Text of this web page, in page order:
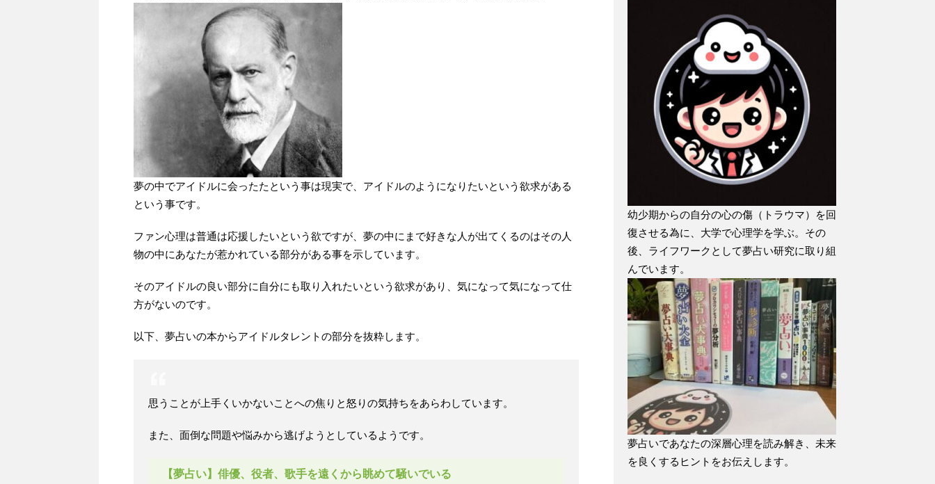
夢の中でアイドルに会ったたという事は現実で、アイドルのようになりたいという欲求がある
という事です。
ファン心理は普通は応援したいという欲ですが、夢の中にまで好きな人が出てくるのはその人
物の中にあなたが惹かれている部分がある事を示しています。
そのアイドルの良い部分に自分にも取り入れたいという欲求があり、気になって気になって仕
方がないのです。
以下、夢占いの本からアイドルタレントの部分を抜粋します。
思うことが上手くいかないことへの焦りと怒りの気持ちをあらわしています。
また、面倒な問題や悩みから逃げようとしているようです。
【夢占い】俳優、役者、歌手を遠くから眺めて騒いでいる
幼少期からの自分の心の傷（トラウマ）を回
復させる為に、大学で心理学を学ぶ。その
後、ライフワークとして夢占い研究に取り組
んでいます。
夢占いであなたの深層心理を読み解き、未来
を良くするヒントをお伝えします。